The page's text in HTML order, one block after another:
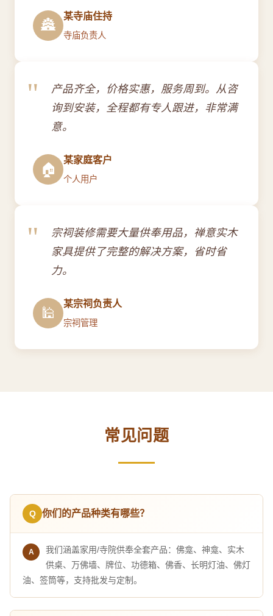
🏯
某寺庙住持
寺庙负责人
"
产品齐全，价格实惠，服务周到。从咨
询到安装，全程都有专人跟进，非常满
意。
🏠
某家庭客户
个人用户
"
宗祠装修需要大量供奉用品，禅意实木
家具提供了完整的解决方案，省时省
力。
🕌
某宗祠负责人
宗祠管理
常见问题
你们的产品种类有哪些？
我们涵盖家用/寺院供奉全套产品：佛龛、神龛、实木
供桌、万佛墙、牌位、功德箱、佛香、长明灯油、佛灯
油、签筒等，支持批发与定制。